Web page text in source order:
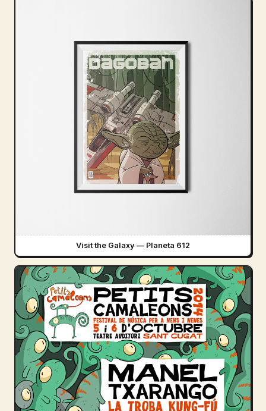
Visit the Galaxy — Planeta 612